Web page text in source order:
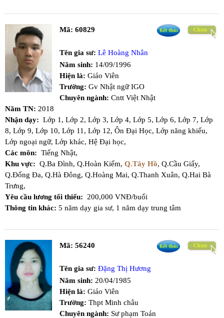
Mã: 60829
Tên gia sư: Lê Hoàng Nhân
Năm sinh: 14/09/1996
Hiện là: Giáo Viên
Trường: Gv Nhật ngữ IGO
Chuyên ngành: Cntt Việt Nhật
Năm TN: 2018
Nhận dạy: Lớp 1, Lớp 2, Lớp 3, Lớp 4, Lớp 5, Lớp 6, Lớp 7, Lớp
8, Lớp 9, Lớp 10, Lớp 11, Lớp 12, Ôn Đại Học, Lớp năng khiếu,
Lớp ngoại ngữ, Lớp khác, Hệ Đại học,
Các môn: Tiếng Nhật,
Khu vực: Q.Ba Đình, Q.Hoàn Kiếm, Q.Tây Hồ, Q.Cầu Giấy,
Q.Đống Đa, Q.Hà Đông, Q.Hoàng Mai, Q.Thanh Xuân, Q.Hai Bà
Trưng,
Yêu cầu lương tối thiểu:
200,000 VNĐ/buổi
Thông tin khác: 5 năm dạy gia sư, 1 năm dạy trung tâm
Mã: 56240
Tên gia sư: Đặng Thị Hương
Năm sinh: 20/04/1985
Hiện là: Giáo Viên
Trường: Thpt Minh châu
Chuyên ngành: Sư phạm Toán